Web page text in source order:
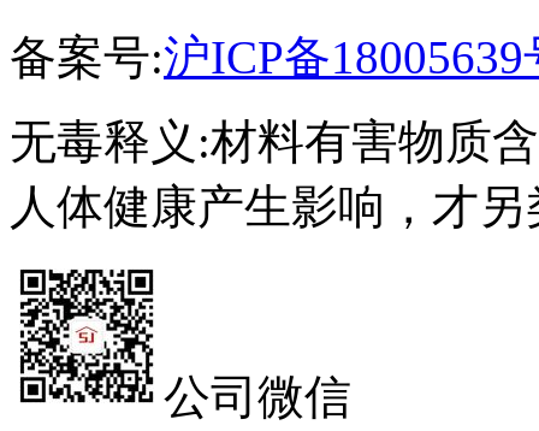
备案号:沪ICP备18005639
无毒释义:材料有害物质
人体健康产生影响，才
公司微信